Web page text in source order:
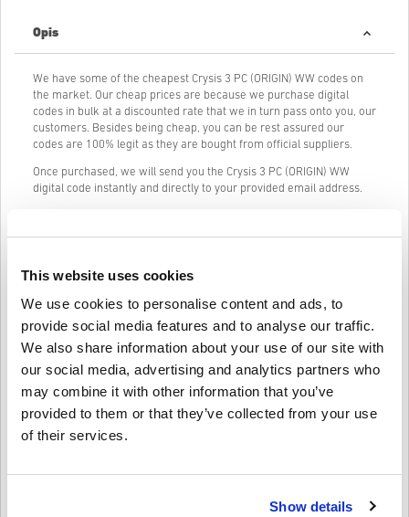
This website uses cookies
We use cookies to personalise content and ads, to
provide social media features and to analyse our traffic.
We also share information about your use of our site with
our social media, advertising and analytics partners who
may combine it with other information that you’ve
provided to them or that they’ve collected from your use
of their services.
Show details
Opis
We have some of the cheapest Crysis 3 PC (ORIGIN) WW codes on
the market. Our cheap prices are because we purchase digital
codes in bulk at a discounted rate that we in turn pass onto you, our
customers. Besides being cheap, you can be rest assured our
codes are 100% legit as they are bought from official suppliers.
Once purchased, we will send you the Crysis 3 PC (ORIGIN) WW
digital code instantly and directly to your provided email address.
Our Easy to follow 3-step purchase system contains no annoying
a valid payment method, thus making the process of buying Crysis
3 PC (ORIGIN) WW from livecards.net quick and easy.
Informacije i upute
Novi na Livecards.net? Kupnja digitalnih kodova je brza i
ProizvodiPre-Orderbit će isporučeni prije ili na navedeni
4,1/5 10 Recenzije